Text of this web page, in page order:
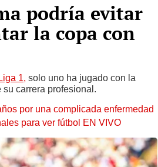
podría evitar
la copa con
1, solo uno ha jugado con la
carrera profesional.
por una complicada enfermedad
para ver fútbol EN VIVO